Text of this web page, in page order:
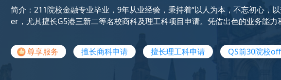
简介：211院校金融专业毕业，9年从业经验，秉持着“以人为本，不忘初心，
er，尤其擅长G5港三新二等名校商科及理工科项目申请。凭借出色的业务能力
尊享服务 擅长商科申请 擅长理工科申请 QS前30院校